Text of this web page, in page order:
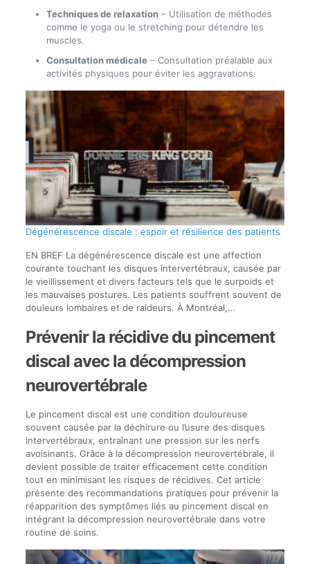
Techniques de relaxation– Utilisation de méthodes
comme le yoga ou le stretching pour détendre les
muscles.
Consultation médicale– Consultation préalable aux
activités physiques pour éviter les aggravations.
Dégénérescence discale : espoir et résilience des patients
EN BREF La dégénérescence discale est une affection
courante touchant les disques intervertébraux, causée par
le vieillissement et divers facteurs tels que le surpoids et
les mauvaises postures. Les patients souffrent souvent de
douleurs lombaires et de raideurs. À Montréal,…
Prévenir la récidive du pincement
discal avec la décompression
neurovertébrale
Le pincement discal est une condition douloureuse
souvent causée par la déchirure ou l’usure des disques
intervertébraux, entraînant une pression sur les nerfs
avoisinants. Grâce à la décompression neurovertébrale, il
devient possible de traiter efficacement cette condition
tout en minimisant les risques de récidives. Cet article
présente des recommandations pratiques pour prévenir la
réapparition des symptômes liés au pincement discal en
intégrant la décompression neurovertébrale dans votre
routine de soins.